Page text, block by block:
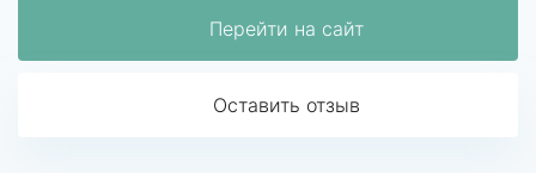
Перейти на сайт
Оставить отзыв